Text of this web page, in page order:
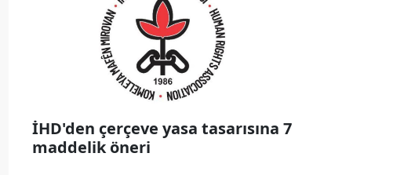
İHD'den çerçeve yasa tasarısına 7
maddelik öneri